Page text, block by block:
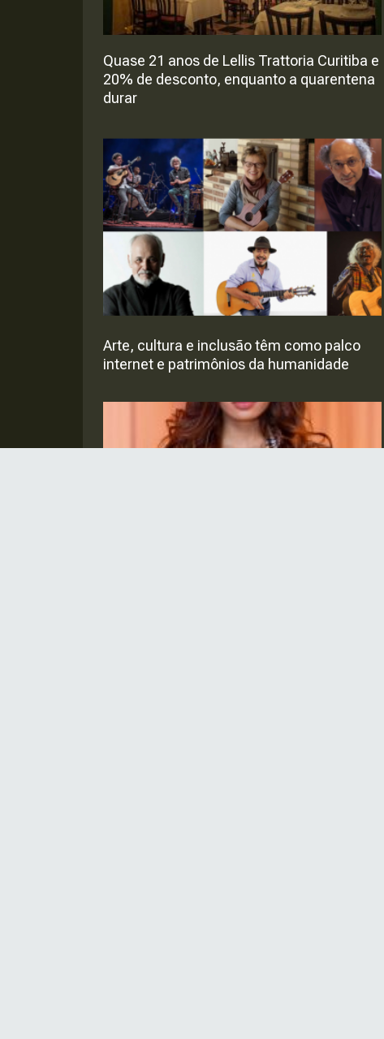
Quase 21 anos de Lellis Trattoria Curitiba e
20% de desconto, enquanto a quarentena
durar
Arte, cultura e inclusão têm como palco
internet e patrimônios da humanidade